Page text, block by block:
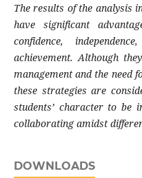
The results of the analysis
have significant
confidence,
achievement. Although
management and the need
these strategies are
students’ character to be
collaborating amidst
DOWNLOADS